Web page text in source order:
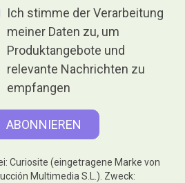
Ich stimme der Verarbeitung
meiner Daten zu, um
Produktangebote und
relevante Nachrichten zu
empfangen
Curiosite (eingetragene Marke von
Multimedia S.L.). Zweck: